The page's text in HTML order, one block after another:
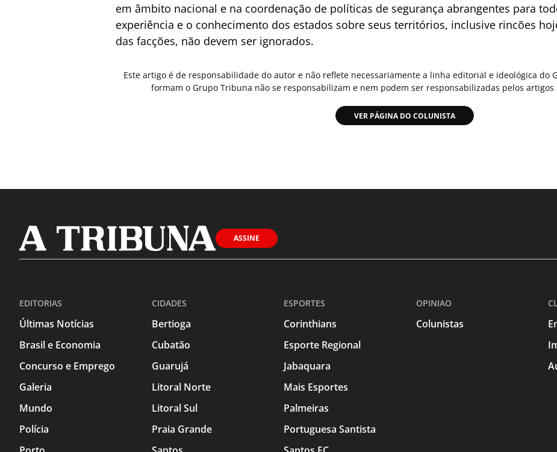
em âmbito nacional e na coordenação de políticas de segurança abrangentes para
experiência e o conhecimento dos estados sobre seus territórios, inclusive rincões
das facções, não devem ser ignorados.
Este artigo é de responsabilidade do autor e não reflete necessariamente a linha editorial e ideológica do
formam o Grupo Tribuna não se responsabilizam e nem podem ser responsabilizadas pelos
VER PÁGINA DO COLUNISTA
ASSINE
EDITORIAS
Últimas Notícias
Brasil e Economia
Concurso e Emprego
Galeria
Mundo
Polícia
CIDADES
Bertioga
Cubatão
Guarujá
Litoral Norte
Litoral Sul
Praia Grande
ESPORTES
Corinthians
Esporte Regional
Jabaquara
Mais Esportes
Palmeiras
Portuguesa Santista
OPINIAO
Colunistas